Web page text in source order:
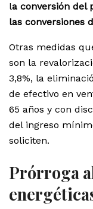
la conversión del
las conversiones
Otras medidas
son la
3,8%, la
de efectivo en
65 años y con
del ingreso
soliciten.
Prórroga